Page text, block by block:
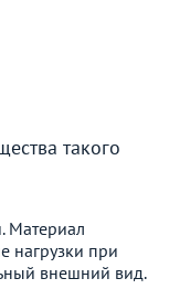
такого
Материал
нагрузки при
внешний вид.